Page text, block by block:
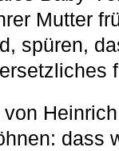
Mutter
spüren,
dass